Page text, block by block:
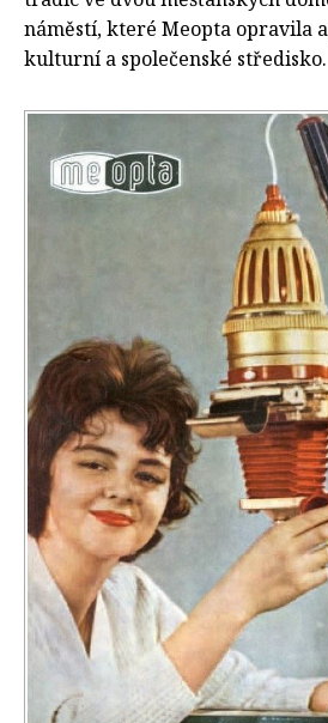
náměstí, které Meopta opravila
kulturní a společenské středisko.